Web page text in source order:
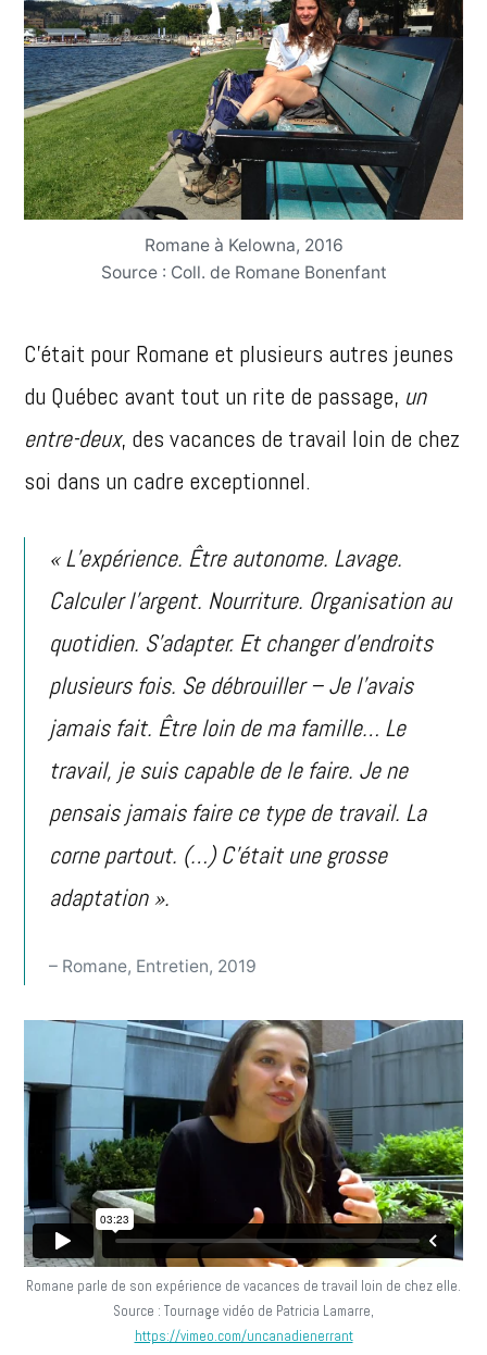
Romane à Kelowna, 2016
Source : Coll. de Romane Bonenfant
C’était pour Romane et plusieurs autres jeunes
du Québec avant tout un rite de passage, un
entre-deux, des vacances de travail loin de chez
soi dans un cadre exceptionnel.
« L’expérience. Être autonome. Lavage.
Calculer l’argent. Nourriture. Organisation au
quotidien. S’adapter. Et changer d’endroits
plusieurs fois. Se débrouiller – Je l’avais
jamais fait. Être loin de ma famille… Le
travail, je suis capable de le faire. Je ne
pensais jamais faire ce type de travail. La
corne partout. (…) C’était une grosse
adaptation ».
– Romane, Entretien, 2019
Romane parle de son expérience de vacances de travail loin de chez elle.
Source : Tournage vidéo de Patricia Lamarre,
https://vimeo.com/uncanadienerrant